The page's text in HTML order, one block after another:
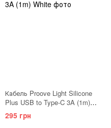
Кабель Proove Light Silicone
Plus USB to Type-C 3A (1m)
White
295 грн